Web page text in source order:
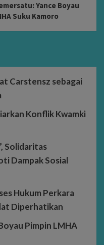
Yance Boyau
Suku Kamoro
Carstensz sebagai
Konflik Kwamki
Solidaritas
Dampak Sosial
Hukum Perkara
Diperhatikan
Pimpin LMHA